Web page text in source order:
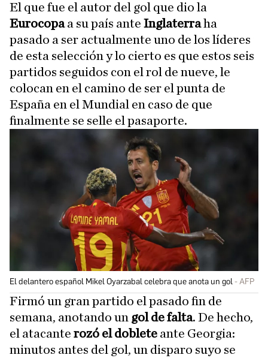
El que fue el autor del gol que dio la
Eurocopaa su país ante Inglaterraha
pasado a ser actualmente uno de los líderes
de esta selección y lo cierto es que estos seis
partidos seguidos con el rol de nueve, le
colocan en el camino de ser el punta de
España en el Mundial en caso de que
finalmente se selle el pasaporte.
El delantero español Mikel Oyarzabal celebra que anota un gol AFP
Firmó un gran partido el pasado fin de
semana, anotando un gol de falta. De hecho,
el atacante rozó el doblete ante Georgia:
minutos antes del gol, un disparo suyo se